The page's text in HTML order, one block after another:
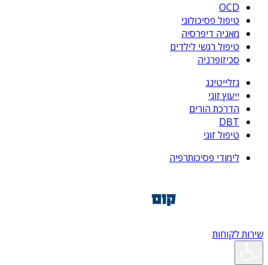
OCD
טיפול פסיכולוגי
מאניה דיפרסיה
טיפול רגשי לילדים
סכיזופרניה
גזלייטינג
ייעוץ זוגי
הדרכת הורים
DBT
טיפול זוגי
לימודי פסיכותרפיה
שירות לקוחות